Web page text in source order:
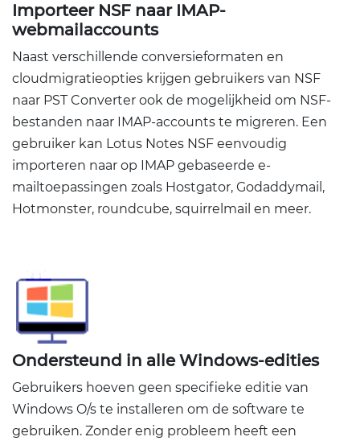
Importeer NSF naar IMAP-
webmailaccounts
Naast verschillende conversieformaten en
cloudmigratieopties krijgen gebruikers van NSF
naar PST Converter ook de mogelijkheid om NSF-
bestanden naar IMAP-accounts te migreren. Een
gebruiker kan Lotus Notes NSF eenvoudig
importeren naar op IMAP gebaseerde e-
mailtoepassingen zoals Hostgator, Godaddymail,
Hotmonster, roundcube, squirrelmail en meer.
Ondersteund in alle Windows-edities
Gebruikers hoeven geen specifieke editie van
Windows O/s te installeren om de software te
gebruiken. Zonder enig probleem heeft een